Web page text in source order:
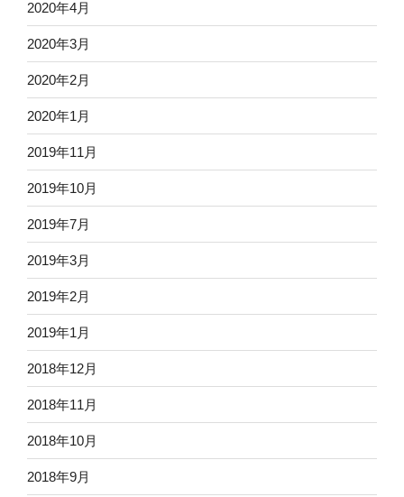
2020年4月
2020年3月
2020年2月
2020年1月
2019年11月
2019年10月
2019年7月
2019年3月
2019年2月
2019年1月
2018年12月
2018年11月
2018年10月
2018年9月